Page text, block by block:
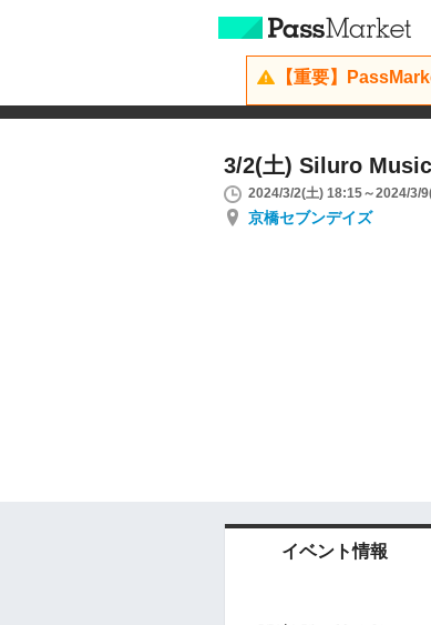
【重要】
3/2(土) Siluro
2024/3/2(土) 18:15～2024/3/
京橋セブンデイズ
イベント情報